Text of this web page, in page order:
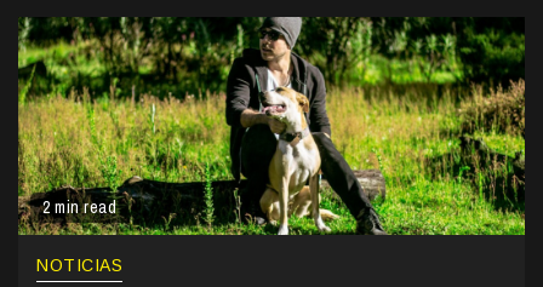
2 min read
NOTICIAS